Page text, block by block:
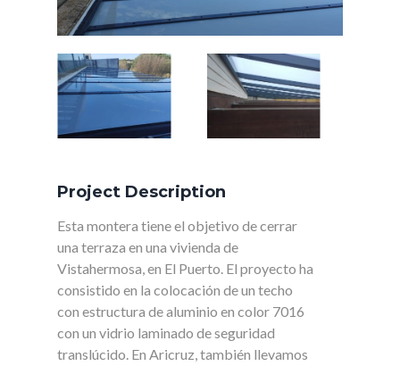
Project Description
Esta montera tiene el objetivo de cerrar
una terraza en una vivienda de
Vistahermosa, en El Puerto. El proyecto ha
consistido en la colocación de un techo
con estructura de aluminio en color 7016
con un vidrio laminado de seguridad
translúcido. En Aricruz, también llevamos